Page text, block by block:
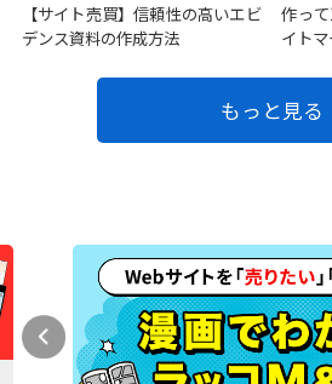
【サイト売買】信頼性の高いエビ
デンス資料の作成方法
作っ
イト
もっと見る